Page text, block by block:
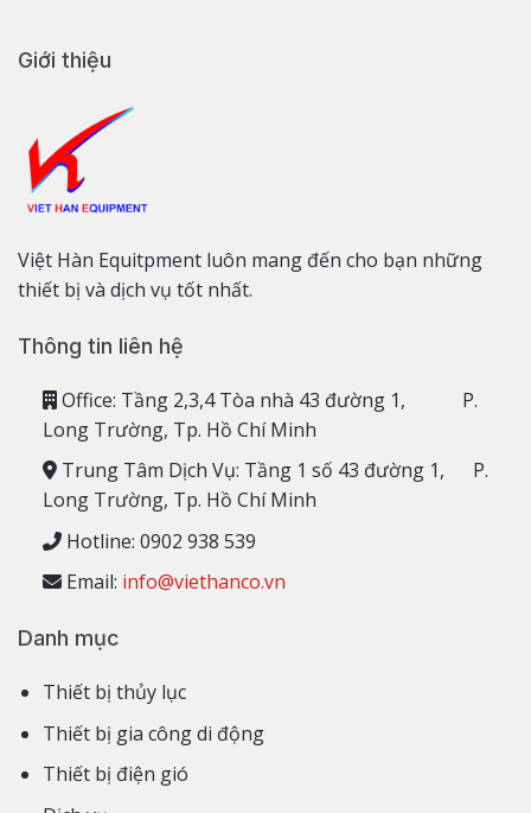
Giới thiệu
Việt Hàn Equitpment luôn mang đến cho bạn những
thiết bị và dịch vụ tốt nhất.
Thông tin liên hệ
Office: Tầng 2,3,4 Tòa nhà 43 đường 1, P.
Long Trường, Tp. Hồ Chí Minh
Trung Tâm Dịch Vụ: Tầng 1 số 43 đường 1, P.
Long Trường, Tp. Hồ Chí Minh
Hotline: 0902 938 539
Email: info@viethanco.vn
Danh mục
Thiết bị thủy lục
Thiết bị gia công di động
Thiết bị điện gió